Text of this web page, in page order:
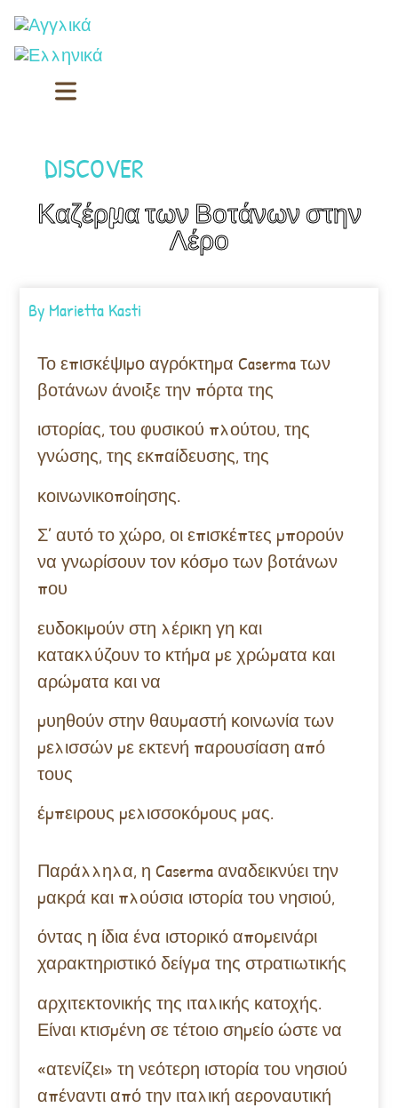
DISCOVER
Καζέρμα των Βοτάνων στην
Λέρο
By Marietta Kasti
Το επισκέψιμο αγρόκτημα Caserma των
βοτάνων άνοιξε την πόρτα της
ιστορίας, του φυσικού πλούτου, της
γνώσης, της εκπαίδευσης, της
κοινωνικοποίησης.
Σ’ αυτό το χώρο, οι επισκέπτες μπορούν
να γνωρίσουν τον κόσμο των βοτάνων
που
ευδοκιμούν στη λέρικη γη και
κατακλύζουν το κτήμα με χρώματα και
αρώματα και να
μυηθούν στην θαυμαστή κοινωνία των
μελισσών με εκτενή παρουσίαση από
τους
έμπειρους μελισσοκόμους μας.
Παράλληλα, η Caserma αναδεικνύει την
μακρά και πλούσια ιστορία του νησιού,
όντας η ίδια ένα ιστορικό απομεινάρι
χαρακτηριστικό δείγμα της στρατιωτικής
αρχιτεκτονικής της ιταλικής κατοχής.
Είναι κτισμένη σε τέτοιο σημείο ώστε να
«ατενίζει» τη νεότερη ιστορία του νησιού
απέναντι από την ιταλική αεροναυτική